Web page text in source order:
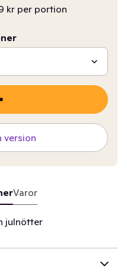
kr per portion
version
Varor
julnötter